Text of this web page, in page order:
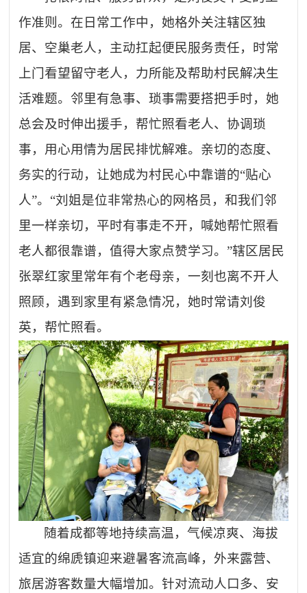
作准则。在日常工作中，她格外关注辖区独
居、空巢老人，主动扛起便民服务责任，时常
上门看望留守老人，力所能及帮助村民解决生
活难题。邻里有急事、琐事需要搭把手时，她
总会及时伸出援手，帮忙照看老人、协调琐
事，用心用情为居民排忧解难。亲切的态度、
务实的行动，让她成为村民心中靠谱的“贴心
人”。“刘姐是位非常热心的网格员，和我们邻
里一样亲切，平时有事走不开，喊她帮忙照看
老人都很靠谱，值得大家点赞学习。”辖区居民
张翠红家里常年有个老母亲，一刻也离不开人
照顾，遇到家里有紧急情况，她时常请刘俊
英，帮忙照看。
随着成都等地持续高温，气候凉爽、海拔
适宜的绵虒镇迎来避暑客流高峰，外来露营、
旅居游客数量大幅增加。针对流动人口多、安